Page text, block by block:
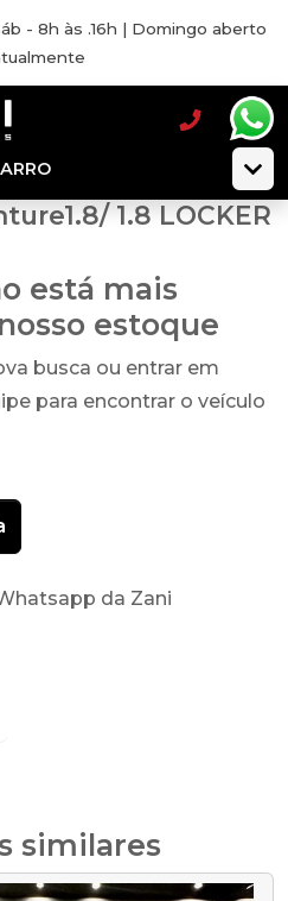
- 8h às .16h | Domingo aberto
1.8 LOCKER
está mais
estoque
busca ou entrar em
para encontrar o veículo
da Zani
similares